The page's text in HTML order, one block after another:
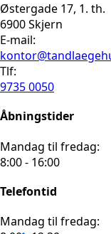
Østergade 17, 1. th.
6900 Skjern
E-mail:
Tlf:
9735 0050
Åbningstider
Mandag til fredag:
8:00 - 16:00
Telefontid
Mandag til fredag: